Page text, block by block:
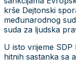
krše Dejtonski
međunarodnog
suda za ljudska
U isto vrijeme
hitnih sastanka sa